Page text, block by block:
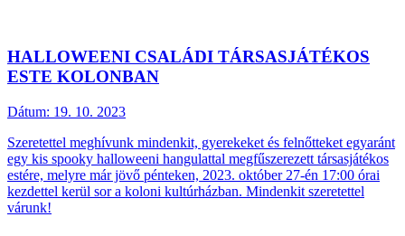
HALLOWEENI CSALÁDI TÁRSASJÁTÉKOS
ESTE KOLONBAN
Dátum: 19. 10. 2023
Szeretettel meghívunk mindenkit, gyerekeket és felnőtteket egyaránt
egy kis spooky halloweeni hangulattal megfűszerezett társasjátékos
estére, melyre már jövő pénteken, 2023. október 27-én 17:00 órai
kezdettel kerül sor a koloni kultúrházban. Mindenkit szeretettel
várunk!